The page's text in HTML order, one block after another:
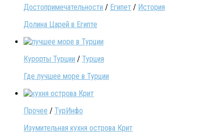
Достопримечательности / Египет / История
Долина Царей в Египте
Курорты Турции / Турция
Где лучшее море в Турции
Прочее / ТурИнфо
Изумительная кухня острова Крит